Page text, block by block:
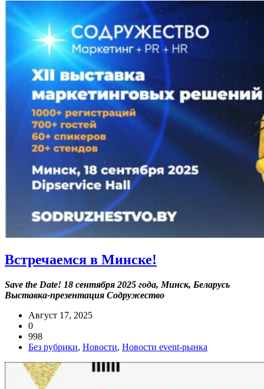
Встречаемся в Минске!
Save the Date! 18 сентября 2025 года, Минск, Беларусь
Выставка-презентация Содружество
Август 17, 2025
0
998
Без рубрики, Новости, Новости event-рынка